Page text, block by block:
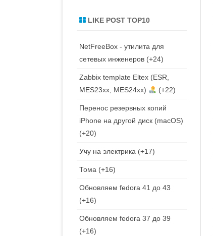
LIKE POST TOP10
NetFreeBox - утилита для
сетевых инженеров +24
Zabbix template Eltex (ESR,
MES23xx, MES24xx)
+22
Перенос резервных копий
iPhone на другой диск (macOS)
+20
Учу на электрика +17
Тома +16
Обновляем fedora 41 до 43
+16
Обновляем fedora 37 до 39
+16